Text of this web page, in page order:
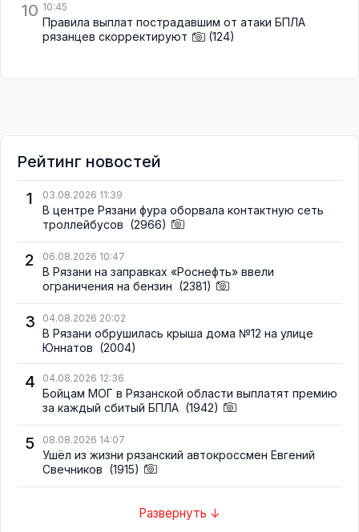
10 10:45
Правила выплат пострадавшим от атаки БПЛА
рязанцев скорректируют
(124)
Рейтинг новостей
1
03.08.2026 11:39
В центре Рязани фура оборвала контактную сеть
троллейбусов (2966)
2 06.08.2026 10:47
В Рязани на заправках «Роснефть» ввели
ограничения на бензин (2381)
3 04.08.2026 20:02
В Рязани обрушилась крыша дома №12 на улице
Юннатов (2004)
4 04.08.2026 12:36
Бойцам МОГ в Рязанской области выплатят премию
за каждый сбитый БПЛА (1942)
5 08.08.2026 14:07
Ушёл из жизни рязанский автокроссмен Евгений
Свечников (1915)
Развернуть ↓